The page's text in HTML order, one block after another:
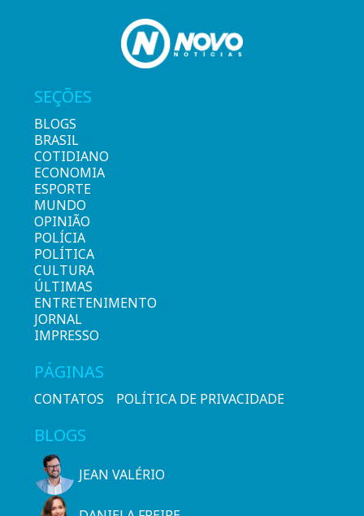
SEÇÕES
BLOGS
BRASIL
COTIDIANO
ECONOMIA
ESPORTE
MUNDO
OPINIÃO
POLÍCIA
POLÍTICA
CULTURA
ÚLTIMAS
ENTRETENIMENTO
JORNAL
IMPRESSO
PÁGINAS
CONTATOS POLÍTICA DE PRIVACIDADE
BLOGS
JEAN VALÉRIO